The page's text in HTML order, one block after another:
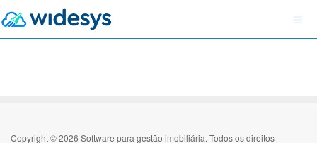
Copyright © 2026 Software para gestão imobiliária. Todos os direitos